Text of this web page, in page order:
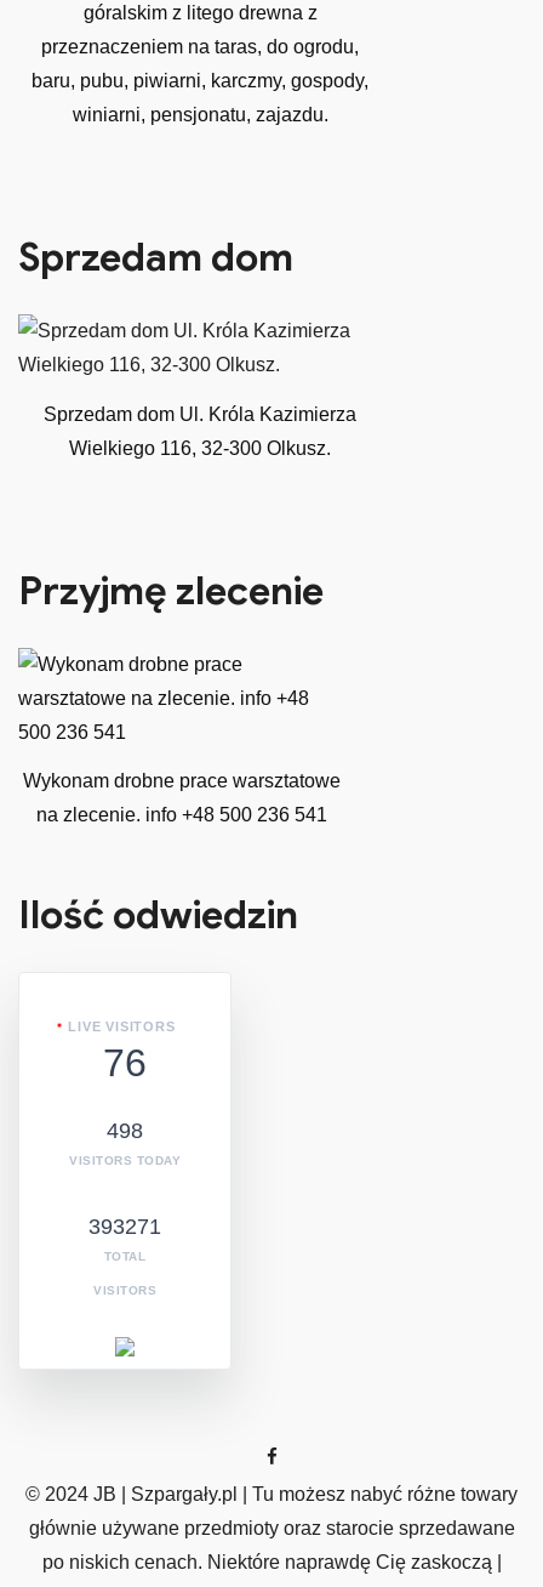
góralskim z litego drewna z
przeznaczeniem na taras, do ogrodu,
baru, pubu, piwiarni, karczmy, gospody,
winiarni, pensjonatu, zajazdu.
Sprzedam dom
Sprzedam dom Ul. Króla Kazimierza
Wielkiego 116, 32-300 Olkusz.
Przyjmę zlecenie
Wykonam drobne prace warsztatowe
na zlecenie. info +48 500 236 541
Ilość odwiedzin
LIVE VISITORS
76
498
VISITORS TODAY
393271
TOTAL
VISITORS
© 2024 JB | Szpargały.pl | Tu możesz nabyć różne towary
głównie używane przedmioty oraz starocie sprzedawane
po niskich cenach. Niektóre naprawdę Cię zaskoczą |